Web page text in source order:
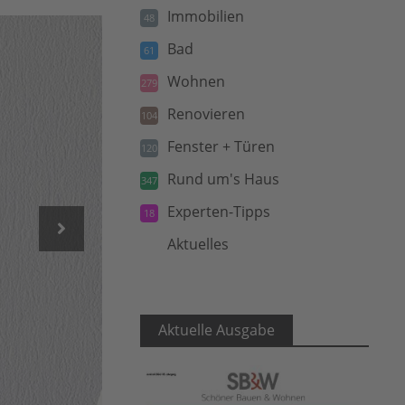
48 Immobilien
61 Bad
279 Wohnen
104 Renovieren
120 Fenster + Türen
347 Rund um's Haus
18 Experten-Tipps
Aktuelles
Aktuelle Ausgabe